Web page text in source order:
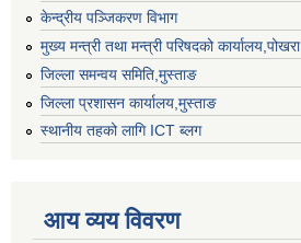
केन्द्रीय पञ्जिकरण विभाग
मुख्य मन्त्री तथा मन्त्री परिषदको कार्यालय,पोखरा
जिल्ला समन्वय समिति,मुस्ताङ
जिल्ला प्रशासन कार्यालय,मुस्ताङ
स्थानीय तहको लागि ICT ब्लग
आय व्यय विवरण